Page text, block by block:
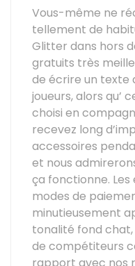
Vous-même ne
tellement de
Glitter dans hors
gratuits très
de écrire un texte
joueurs, alors qu’
choisi en
recevez long
accessoires
et nous
ça fonctionne.
modes de
minutieusement
tonalité fond
de compétiteurs